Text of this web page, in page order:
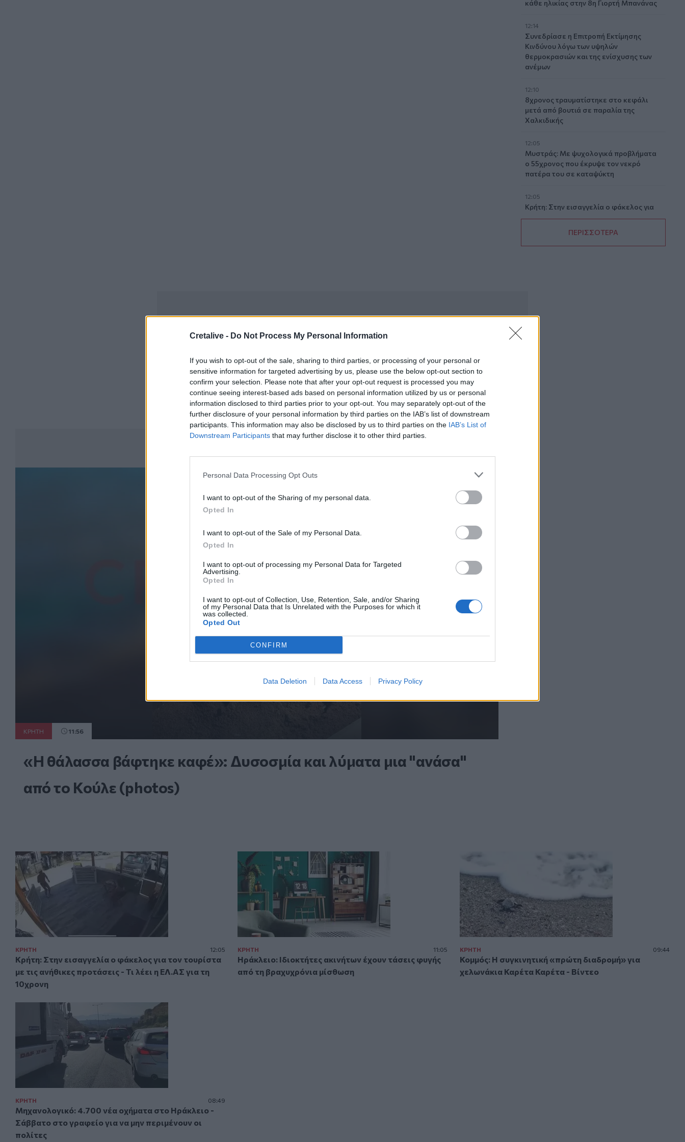
Cretalive - Do Not Process My Personal Information
If you wish to opt-out of the sale, sharing to third parties, or processing of your personal or
sensitive information for targeted advertising by us, please use the below opt-out section to
confirm your selection. Please note that after your opt-out request is processed you may
continue seeing interest-based ads based on personal information utilized by us or personal
information disclosed to third parties prior to your opt-out. You may separately opt-out of the
further disclosure of your personal information by third parties on the IAB’s list of downstream
participants. This information may also be disclosed by us to third parties on the IAB’s List of
Downstream Participants that may further disclose it to other third parties.
Personal Data Processing Opt Outs
I want to opt-out of the Sharing of my personal data.
Opted In
I want to opt-out of the Sale of my Personal Data.
Opted In
I want to opt-out of processing my Personal Data for Targeted
Advertising.
Opted In
I want to opt-out of Collection, Use, Retention, Sale, and/or Sharing
of my Personal Data that Is Unrelated with the Purposes for which it
was collected.
Opted Out
CONFIRM
Data Deletion Data Access Privacy Policy
κάθε ηλικίας στην 8η Γιορτή Μπανάνας
12:14
Συνεδρίασε η Επιτροπή Εκτίμησης
Κινδύνου λόγω των υψηλών
θερμοκρασιών και της ενίσχυσης των
ανέμων
12:10
8χρονος τραυματίστηκε στο κεφάλι
μετά από βουτιά σε παραλία της
Χαλκιδικής
12:05
Μυστράς: Με ψυχολογικά προβλήματα
ο 55χρονος που έκρυψε τον νεκρό
πατέρα του σε καταψύκτη
12:05
Κρήτη: Στην εισαγγελία ο φάκελος για
τον τουρίστα με τις ανήθικες προτάσεις
Φωτιά σε κτίριο στην Κουμουνδούρου:
10:48
Marfin: «Δεν υπάρχει ταυτοποίηση»
λέει ο δικηγόρος της 46χρονης
10:25
Δημήτρης Παπαμιχαήλ: Το
«λεβεντόπαιδο» που έγραψε τη δική
του ιστορία στο ελληνικό σινεμά
(video)
10:19
Άγιος Νικόλαος: Πρόσκληση
συμμετοχής στα «Κρητικά
ΠΕΡΙΣΣΟΤΕΡΑ
ΚΡΗΤΗ 11:56
«Η θάλασσα βάφτηκε καφέ»: Δυσοσμία και λύματα μια "ανάσα"
από το Κούλε (photos)
ΚΡΗΤΗ 12:05
Κρήτη: Στην εισαγγελία ο φάκελος για τον τουρίστα
με τις ανήθικες προτάσεις - Τι λέει η ΕΛ.ΑΣ για τη
10χρονη
ΚΡΗΤΗ 11:05
Ηράκλειο: Ιδιοκτήτες ακινήτων έχουν τάσεις φυγής
από τη βραχυχρόνια μίσθωση
ΚΡΗΤΗ 09:44
Κομμός: Η συγκινητική «πρώτη διαδρομή» για
χελωνάκια Καρέτα Καρέτα - Βίντεο
ΚΡΗΤΗ 08:49
Μηχανολογικό: 4.700 νέα οχήματα στο Ηράκλειο -
Σάββατο στο γραφείο για να μην περιμένουν οι
πολίτες